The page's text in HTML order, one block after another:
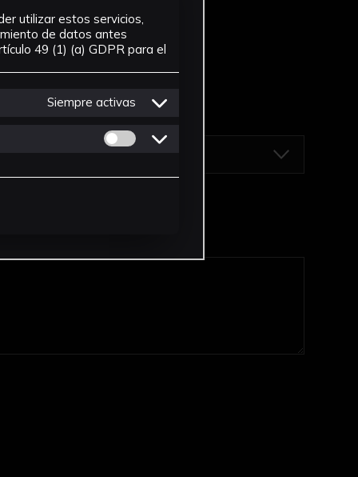
utilizar estos servicios,
de datos antes
49 (1) (a) GDPR para el
Siempre activas
Permitir cookies de Personalizacion